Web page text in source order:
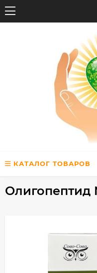
КАТАЛОГ ТОВАРОВ
Олигопептид